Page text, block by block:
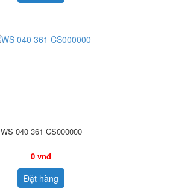
WS 040 361 CS000000
0 vnđ
Đặt hàng